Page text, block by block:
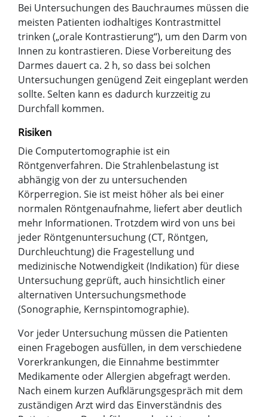
Bei Untersuchungen des Bauchraumes müssen die
meisten Patienten iodhaltiges Kontrastmittel
trinken („orale Kontrastierung“), um den Darm von
Innen zu kontrastieren. Diese Vorbereitung des
Darmes dauert ca. 2 h, so dass bei solchen
Untersuchungen genügend Zeit eingeplant werden
sollte. Selten kann es dadurch kurzzeitig zu
Durchfall kommen.
Risiken
Die Computertomographie ist ein
Röntgenverfahren. Die Strahlenbelastung ist
abhängig von der zu untersuchenden
Körperregion. Sie ist meist höher als bei einer
normalen Röntgenaufnahme, liefert aber deutlich
mehr Informationen. Trotzdem wird von uns bei
jeder Röntgenuntersuchung (CT, Röntgen,
Durchleuchtung) die Fragestellung und
medizinische Notwendigkeit (Indikation) für diese
Untersuchung geprüft, auch hinsichtlich einer
alternativen Untersuchungsmethode
(Sonographie, Kernspintomographie).
Vor jeder Untersuchung müssen die Patienten
einen Fragebogen ausfüllen, in dem verschiedene
Vorerkrankungen, die Einnahme bestimmter
Medikamente oder Allergien abgefragt werden.
Nach einem kurzen Aufklärungsgespräch mit dem
zuständigen Arztwird das Einverständnis des